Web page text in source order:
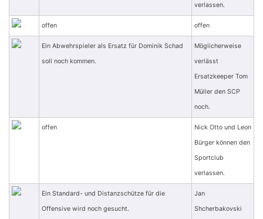
verlassen.
offen offen
Ein Abwehrspieler als Ersatz für Dominik Schad
soll noch kommen.
Möglicherweise
verlässt
Ersatzkeeper Tom
Müller den SCP
noch.
offen
Nick Otto und Leon
Bürger können den
Sportclub
verlassen.
Ein Standard- und Distanzschütze für die
Offensive wird noch gesucht.
Jan
Shcherbakovski